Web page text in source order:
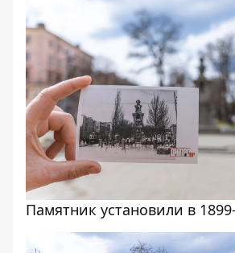
Памятник установили в